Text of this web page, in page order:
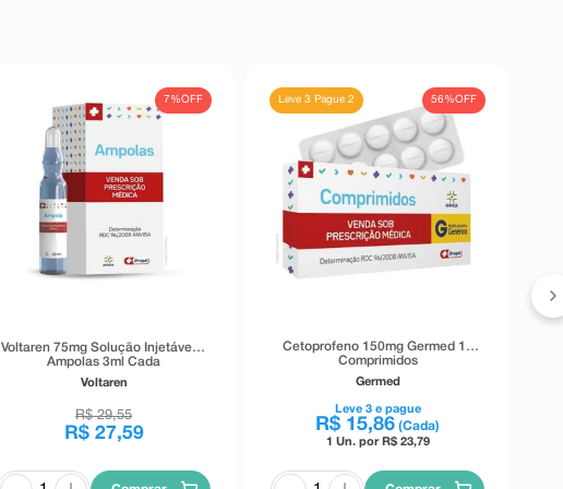
7%OFF
Voltaren 75mg Solução Injetável 5
Ampolas 3ml Cada
Voltaren
R$ 29,55
R$ 27,59
Leve 3 Pague 2 56%OFF
Cetoprofeno 150mg Germed 10
Comprimidos
Germed
Leve 3e pague
R$ 15,86 (Cada)
1 Un. por R$ 23,79